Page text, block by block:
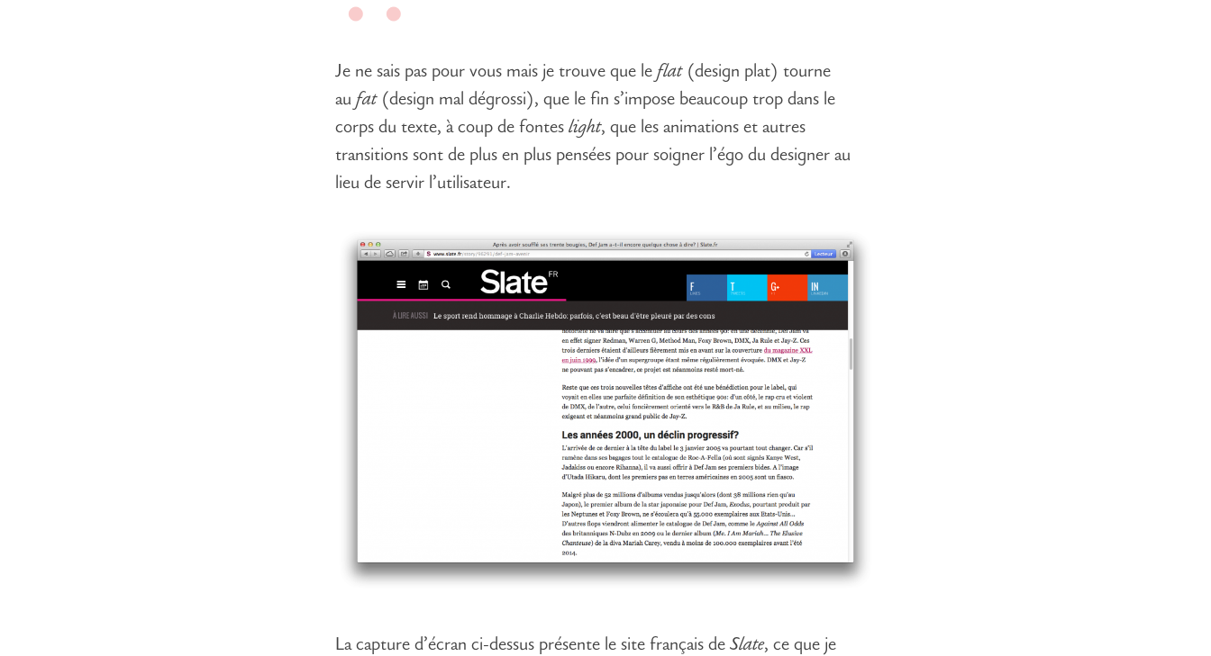
Je ne sais pas pour vous mais je trouve que le flat(design plat) tourne
au fat(design mal dégrossi), que le fin s’impose beaucoup trop dans le
corps du texte, à coup de fontes light, que les animations et autres
transitions sont de plus en plus pensées pour soigner l’égo du designer au
lieu de servir l’utilisateur.
La capture d’écran ci-dessus présente le site français de Slate, ce que je